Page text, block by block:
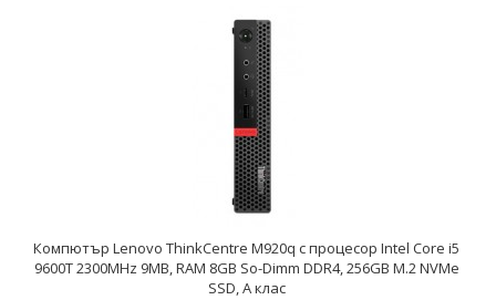
Компютър Lenovo ThinkCentre M920q с процесор Intel Core i5
9600T 2300MHz 9MB, RAM 8GB So-Dimm DDR4, 256GB M.2 NVMe
SSD, A клас